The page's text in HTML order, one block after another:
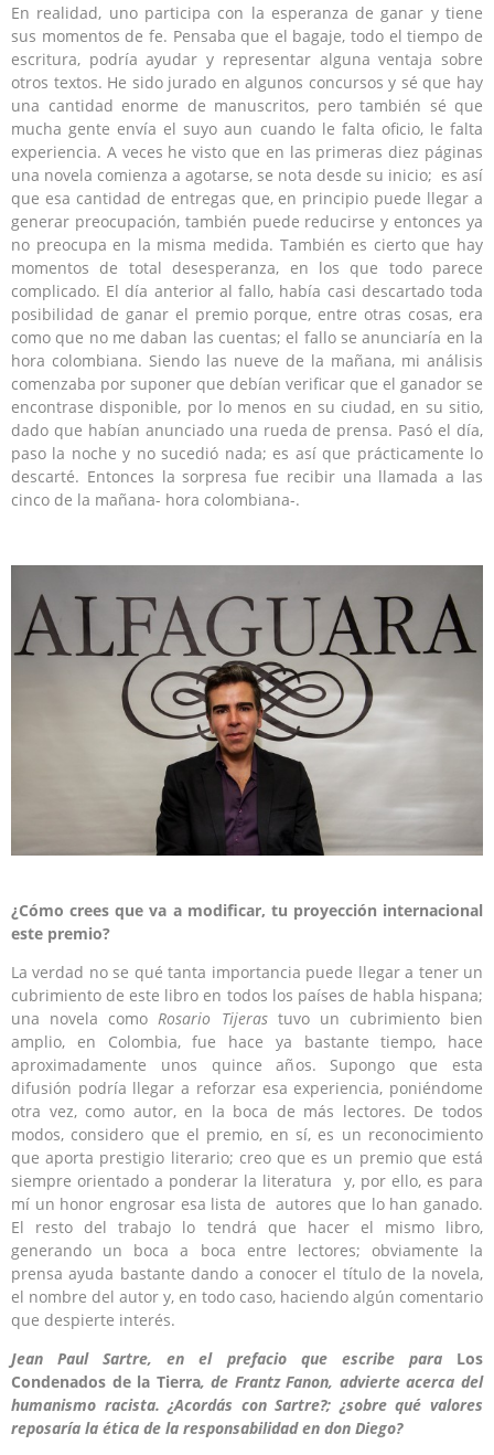
En realidad, uno participa con la esperanza de ganar y tiene
sus momentos de fe. Pensaba que el bagaje, todo el tiempo de
escritura, podría ayudar y representar alguna ventaja sobre
otros textos. He sido jurado en algunos concursos y sé que hay
una cantidad enorme de manuscritos, pero también sé que
mucha gente envía el suyo aun cuando le falta oficio, le falta
experiencia. A veces he visto que en las primeras diez páginas
una novela comienza a agotarse, se nota desde su inicio; es así
que esa cantidad de entregas que, en principio puede llegar a
generar preocupación, también puede reducirse y entonces ya
no preocupa en la misma medida. También es cierto que hay
momentos de total desesperanza, en los que todo parece
complicado. El día anterior al fallo, había casi descartado toda
posibilidad de ganar el premio porque, entre otras cosas, era
como que no me daban las cuentas; el fallo se anunciaría en la
hora colombiana. Siendo las nueve de la mañana, mi análisis
comenzaba por suponer que debían verificar que el ganador se
encontrase disponible, por lo menos en su ciudad, en su sitio,
dado que habían anunciado una rueda de prensa. Pasó el día,
paso la noche y no sucedió nada; es así que prácticamente lo
descarté. Entonces la sorpresa fue recibir una llamada a las
cinco de la mañana- hora colombiana-.
¿Cómo crees que va a modificar, tu proyección internacional
este premio?
La verdad no se qué tanta importancia puede llegar a tener un
cubrimiento de este libro en todos los países de habla hispana;
una novela comoRosario Tijerastuvo un cubrimiento bien
amplio, en Colombia, fue hace ya bastante tiempo, hace
aproximadamente unos quince años. Supongo que esta
difusión podría llegar a reforzar esa experiencia, poniéndome
otra vez, como autor, en la boca de más lectores. De todos
modos, considero que el premio, en sí, es un reconocimiento
que aporta prestigio literario; creo que es un premio que está
siempre orientado a ponderar la literatura y, por ello, es para
mí un honor engrosar esa lista de autores que lo han ganado.
El resto del trabajo lo tendrá que hacer el mismo libro,
generando un boca a boca entre lectores; obviamente la
prensa ayuda bastante dando a conocer el título de la novela,
el nombre del autor y, en todo caso, haciendo algún comentario
que despierte interés.
Jean Paul Sartre, en el prefacio que escribe para Los
Condenados de la Tierra, de Frantz Fanon, advierte acerca del
humanismo racista. ¿Acordás con Sartre?; ¿sobre qué valores
reposaría la ética de la responsabilidad en don Diego?